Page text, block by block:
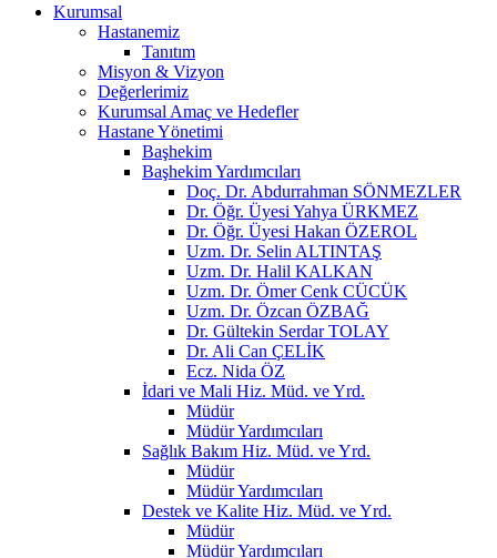
Kurumsal
Hastanemiz
Tanıtım
Misyon & Vizyon
Değerlerimiz
Kurumsal Amaç ve Hedefler
Hastane Yönetimi
Başhekim
Başhekim Yardımcıları
Doç. Dr. Abdurrahman SÖNMEZLER
Dr. Öğr. Üyesi Yahya ÜRKMEZ
Dr. Öğr. Üyesi Hakan ÖZEROL
Uzm. Dr. Selin ALTINTAŞ
Uzm. Dr. Halil KALKAN
Uzm. Dr. Ömer Cenk CÜCÜK
Uzm. Dr. Özcan ÖZBAĞ
Dr. Gültekin Serdar TOLAY
Dr. Ali Can ÇELİK
Ecz. Nida ÖZ
İdari ve Mali Hiz. Müd. ve Yrd.
Müdür
Müdür Yardımcıları
Sağlık Bakım Hiz. Müd. ve Yrd.
Müdür
Müdür Yardımcıları
Destek ve Kalite Hiz. Müd. ve Yrd.
Müdür
Müdür Yardımcıları